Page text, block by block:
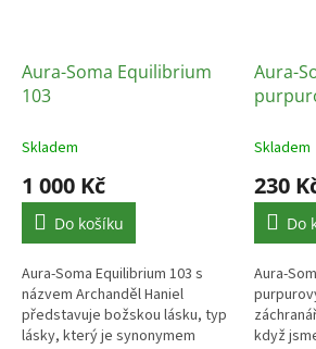
Aura-Soma Equilibrium
103
Skladem
1 000 Kč
Do košíku
Aura-Soma Equilibrium 103 s
názvem Archanděl Haniel
představuje božskou lásku, typ
lásky, který je synonymem
Aura-
Skladem
230
Do
Aura-
když